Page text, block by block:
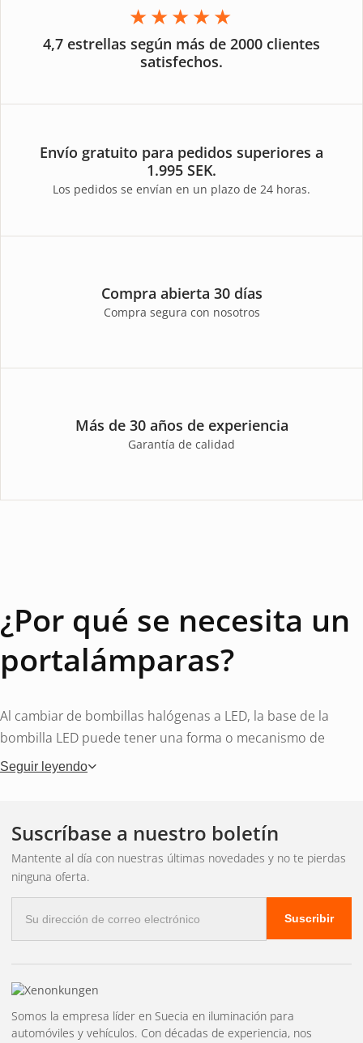
★★★★★
4,7 estrellas según más de 2000 clientes
satisfechos.
Envío gratuito para pedidos superiores a
1.995 SEK.
Los pedidos se envían en un plazo de 24 horas.
Compra abierta 30 días
Compra segura con nosotros
Más de 30 años de experiencia
Garantía de calidad
¿Por qué se necesita un
portalámparas?
Al cambiar de bombillas halógenas a LED, la base de la
bombilla LED puede tener una forma o mecanismo de
bloqueo diferente al de la bombilla original. Sin el
deslumbrar a los vehículos que vienen de frente. Un
problema: se acopla al soporte original del faro y sujeta la
Encuentra el
portalámparas
adecuado
Seguir leyendo
Suscríbase a nuestro boletín
Mantente al día con nuestras últimas novedades y no te pierdas
ninguna oferta.
electrónico
Suscribir
Somos la empresa líder en Suecia en iluminación para
automóviles y vehículos. Con décadas de experiencia, nos